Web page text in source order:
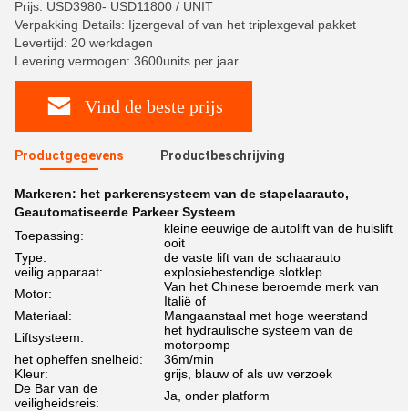
Prijs: USD3980- USD11800 / UNIT
Verpakking Details: Ijzergeval of van het triplexgeval pakket
Levertijd: 20 werkdagen
Levering vermogen: 3600units per jaar
Vind de beste prijs
Productgegevens Productbeschrijving
Markeren: het parkerensysteem van de stapelaarauto,
Geautomatiseerde Parkeer Systeem
Toepassing:
kleine eeuwige de autolift van de huislift
ooit
Type:
de vaste lift van de schaarauto
veilig apparaat:
explosiebestendige slotklep
Motor:
Van het Chinese beroemde merk van
Italië of
Materiaal:
Mangaanstaal met hoge weerstand
Liftsysteem:
het hydraulische systeem van de
motorpomp
het opheffen snelheid:
36m/min
Kleur:
grijs, blauw of als uw verzoek
De Bar van de
veiligheidsreis:
Ja, onder platform